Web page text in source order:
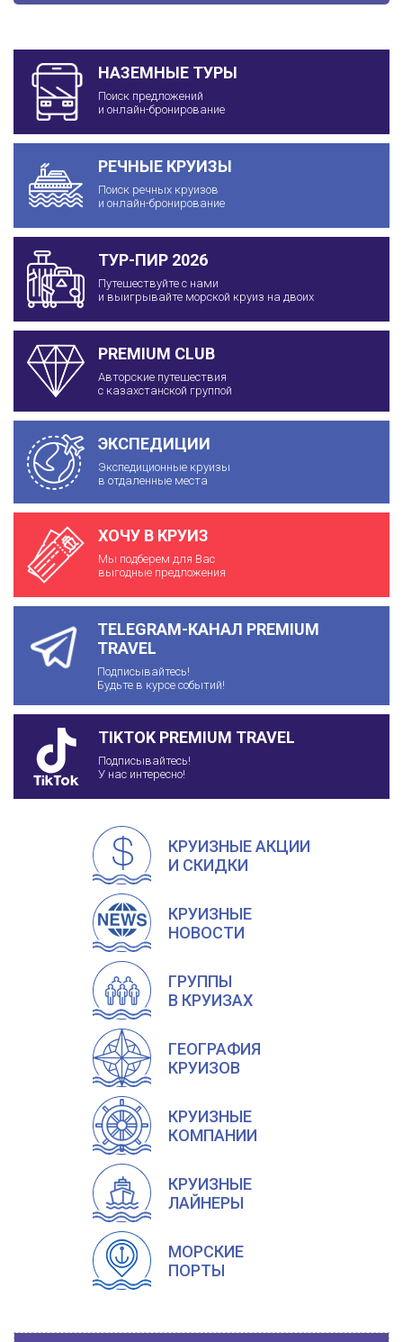
НАЗЕМНЫЕ ТУРЫ
Поиск предложений
и онлайн-бронирование
РЕЧНЫЕ КРУИЗЫ
Поиск речных круизов
и онлайн-бронирование
ТУР-ПИР 2026
Путешествуйте с нами
и выигрывайте морской круиз на двоих
PREMIUM CLUB
Авторские путешествия
с казахстанской группой
ЭКСПЕДИЦИИ
Экспедиционные круизы
в отдаленные места
ХОЧУ В КРУИЗ
Мы подберем для Вас
выгодные предложения
TELEGRAM-КАНАЛ PREMIUM
TRAVEL
Подписывайтесь!
Будьте в курсе событий!
TIKTOK PREMIUM TRAVEL
Подписывайтесь!
У нас интересно!
КРУИЗНЫЕ АКЦИИ
И СКИДКИ
КРУИЗНЫЕ
НОВОСТИ
ГРУППЫ
В КРУИЗАХ
ГЕОГРАФИЯ
КРУИЗОВ
КРУИЗНЫЕ
КОМПАНИИ
КРУИЗНЫЕ
ЛАЙНЕРЫ
МОРСКИЕ
ПОРТЫ